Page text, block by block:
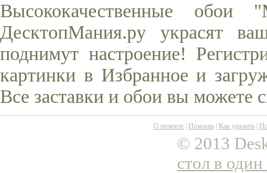
Высококачественные
ДесктопМания.ру украсят
поднимут настроение!
картинки в Избранное и
Все заставки и обои вы можете
О проекте Помощь Как удалить
© 2013
стол в